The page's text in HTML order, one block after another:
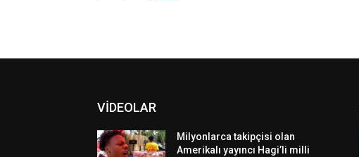
VİDEOLAR
Milyonlarca takipçisi olan
Amerikalı yayıncı Hagi’li milli